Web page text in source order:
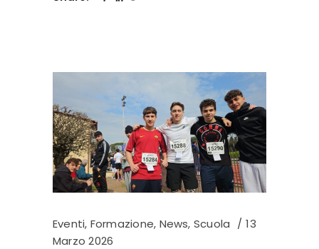
Eventi, Formazione, News, Scuola
13
Marzo 2026